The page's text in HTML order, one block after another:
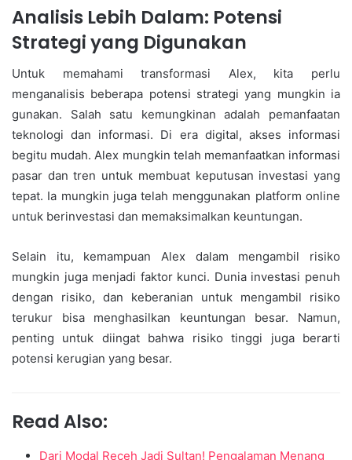
Analisis Lebih Dalam: Potensi
Strategi yang Digunakan
Untuk memahami transformasi Alex, kita perlu
menganalisis beberapa potensi strategi yang mungkin ia
gunakan. Salah satu kemungkinan adalah pemanfaatan
teknologi dan informasi. Di era digital, akses informasi
begitu mudah. Alex mungkin telah memanfaatkan informasi
pasar dan tren untuk membuat keputusan investasi yang
tepat. Ia mungkin juga telah menggunakan platform online
untuk berinvestasi dan memaksimalkan keuntungan.
Selain itu, kemampuan Alex dalam mengambil risiko
mungkin juga menjadi faktor kunci. Dunia investasi penuh
dengan risiko, dan keberanian untuk mengambil risiko
terukur bisa menghasilkan keuntungan besar. Namun,
penting untuk diingat bahwa risiko tinggi juga berarti
potensi kerugian yang besar.
Read Also:
Dari Modal Receh Jadi Sultan! Pengalaman Menang